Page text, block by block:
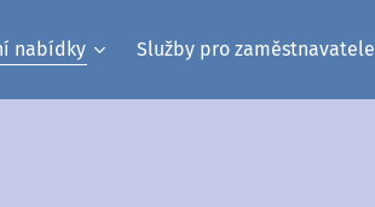
nabídky Služby pro zaměstnavatele